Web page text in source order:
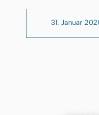
31. Januar